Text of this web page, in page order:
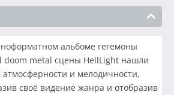
альбоме гегемоны
doom metal сцены HellLight нашли
и мелодичности,
своё видение жанра и отобразив